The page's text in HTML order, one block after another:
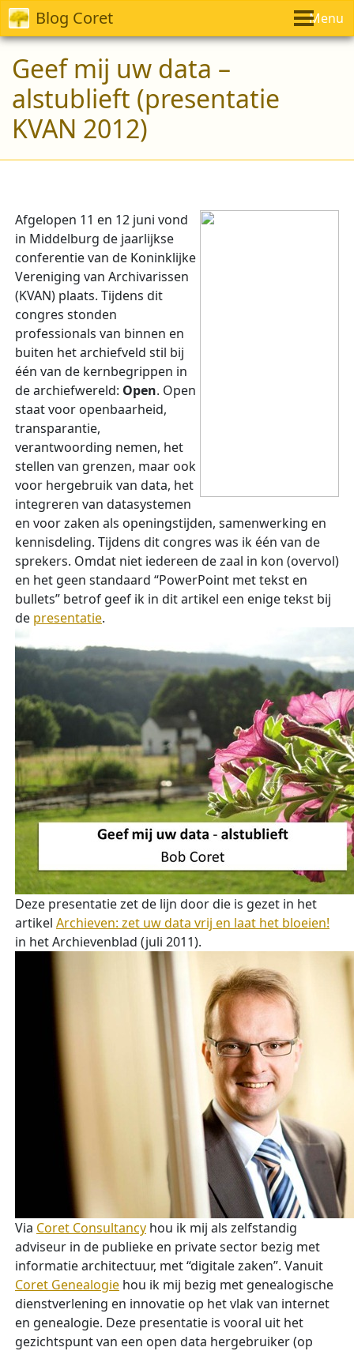
Blog Coret Menu
Geef mij uw data –
alstublieft (presentatie
KVAN 2012)
Afgelopen 11 en 12 juni vond
in Middelburg de jaarlijkse
conferentie van de Koninklijke
Vereniging van Archivarissen
(KVAN) plaats. Tijdens dit
congres stonden
professionals van binnen en
buiten het archiefveld stil bij
één van de kernbegrippen in
de archiefwereld: Open. Open
staat voor openbaarheid,
transparantie,
verantwoording nemen, het
stellen van grenzen, maar ook
voor hergebruik van data, het
integreren van datasystemen
en voor zaken als openingstijden, samenwerking en
kennisdeling. Tijdens dit congres was ik één van de
sprekers. Omdat niet iedereen de zaal in kon (overvol)
en het geen standaard “PowerPoint met tekst en
bullets” betrof geef ik in dit artikel een enige tekst bij
de presentatie.
Deze presentatie zet de lijn door die is gezet in het
artikel Archieven: zet uw data vrij en laat het bloeien!
in het Archievenblad (juli 2011).
Via Coret Consultancy hou ik mij als zelfstandig
adviseur in de publieke en private sector bezig met
informatie architectuur, met “digitale zaken”. Vanuit
Coret Genealogie hou ik mij bezig met genealogische
dienstverlening en innovatie op het vlak van internet
en genealogie. Deze presentatie is vooral uit het
gezichtspunt van een open data hergebruiker (op